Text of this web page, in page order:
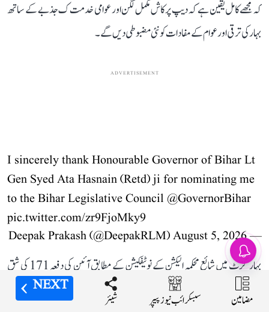
مضامین سبسکرائب نیوز پیپر شیئر
NEXT
مضامین سبسکرائب نیوز پیپر شیئر
NEXT
مضامین سبسکرائب نیوز پیپر شیئر
NEXT
کہ مجھے کامل یقین ہے کہ دیپ پرکاش مکمل لگن اور عوامی خدمت ک جذبے کے ساتھ
بہار کی ترقی اور عوام کے مفادات کو نئی مضبوطی دیں گے۔
ADVERTISEMENT
I sincerely thank Honourable Governor of Bihar Lt
Gen Syed Ata Hasnain (Retd) ji for nominating me
to the Bihar Legislative Council @GovernorBihar
pic.twitter.com/zr9FjoMky9
— Deepak Prakash (@DeepakRLM)
August 5, 2026
بہار گزٹ میں شائع محکمہ الیکشن کے نوٹیفکیشن کے مطابق آئین کی دفعہ 171 کی شق
(3) کی ذیلی شق (ای) اور شق (5) کے تحت حاصل اختیارات کا استعمال کرتے ہوئے
مضامین سبسکرائب نیوز پیپر شیئر
NEXT